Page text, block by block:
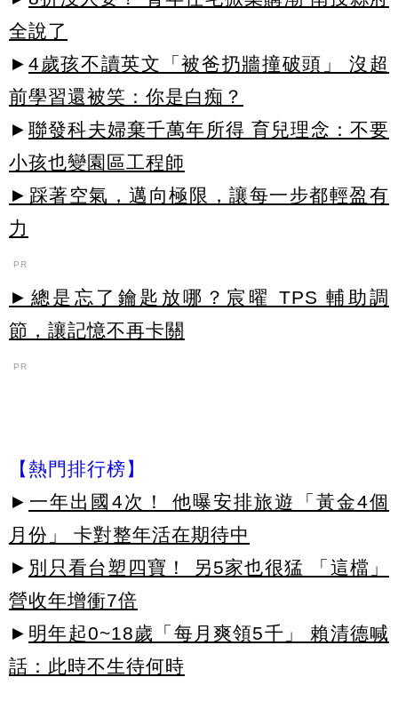
全說了
► 4歲孩不讀英文「被爸扔牆撞破頭」 沒超
前學習還被笑：你是白痴？
► 聯發科夫婦棄千萬年所得 育兒理念：不要
小孩也變園區工程師
►踩著空氣，邁向極限，讓每一步都輕盈有
力
PR
►總是忘了鑰匙放哪？宸曜 TPS 輔助調
節，讓記憶不再卡關
PR
【熱門排行榜】
► 一年出國4次！ 他曝安排旅遊「黃金4個
月份」 卡對整年活在期待中
► 別只看台塑四寶！ 另5家也很猛 「這檔」
營收年增衝7倍
► 明年起0~18歲「每月爽領5千」 賴清德喊
話：此時不生待何時